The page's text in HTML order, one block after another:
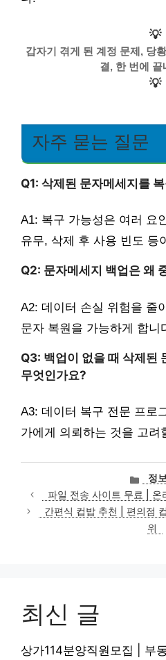
💡
갑자기 겪게 된 계정 문제, 당
결, 한 번에 끝
💡
자주 묻는 질문
Q1: 삭제된 문자메세지를
A1: 복구 가능성은 여러 요
유무, 삭제 후 사용 빈도 등
Q2: 문자메세지 백업은 왜
A2: 데이터 손실 위험을 줄
문자 복원을 가능하게 합니
Q3: 백업이 없을 때 삭제된
무엇인가요?
A3: 데이터 복구 전문 프로
가에게 의뢰하는 것을 고려
카
테
고
리
정
파일 전송 사이트 무료 | 온
간편식 컵밥 추천 | 편의점
위
최신 글
상가114분양직원모집 | 부